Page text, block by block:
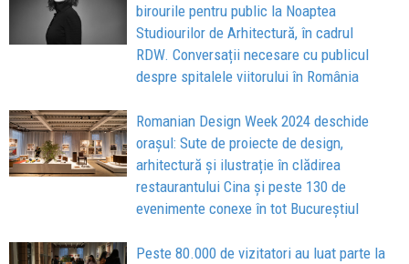
birourile pentru public la Noaptea
Studiourilor de Arhitectură, în cadrul
RDW. Conversații necesare cu publicul
despre spitalele viitorului în România
Romanian Design Week 2024 deschide
orașul: Sute de proiecte de design,
arhitectură și ilustrație în clădirea
restaurantului Cina și peste 130 de
evenimente conexe în tot Bucureștiul
Peste 80.000 de vizitatori au luat parte la